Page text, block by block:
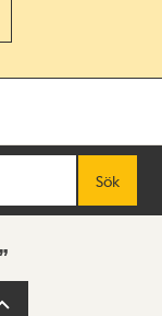
Sök